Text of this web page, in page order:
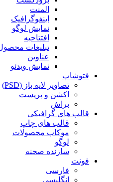
المنت
اینفوگرافیک
نمایش لوگو
افتتاحیه
تبلیغات
عناوین
نمایش ویدئو
فتوشاپ
تصاویر لایه باز (PSD)
اکشن و پریست
براش
قالب های گرافیکی
قالب های چاپ
موکاپ محصولات
لوگو
سازنده صحنه
فونت
فارسی
انگلیسی